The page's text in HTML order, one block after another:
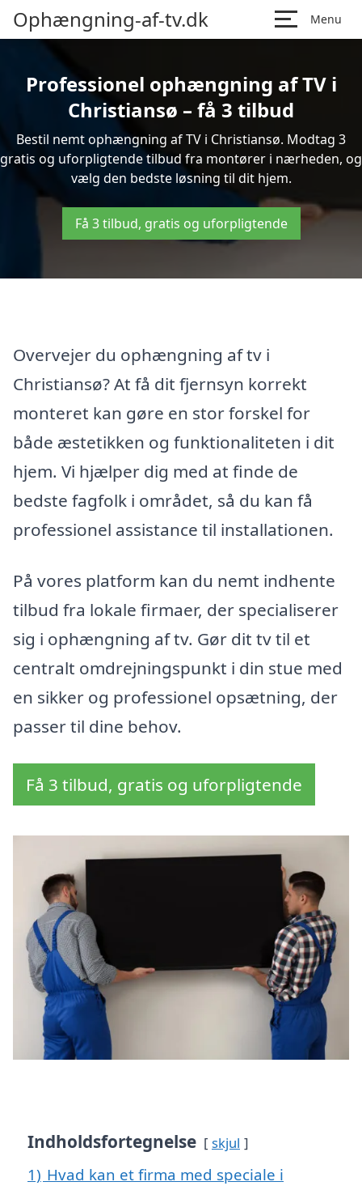
Ophængning-af-tv.dk Menu
Professionel ophængning af TV i
Christiansø – få 3 tilbud
Bestil nemt ophængning af TV i Christiansø. Modtag 3
gratis og uforpligtende tilbud fra montører i nærheden, og
vælg den bedste løsning til dit hjem.
Få 3 tilbud, gratis og uforpligtende
Overvejer du ophængning af tv i
Christiansø? At få dit fjernsyn korrekt
monteret kan gøre en stor forskel for
både æstetikken og funktionaliteten i dit
hjem. Vi hjælper dig med at finde de
bedste fagfolk i området, så du kan få
professionel assistance til installationen.
På vores platform kan du nemt indhente
tilbud fra lokale firmaer, der specialiserer
sig i ophængning af tv. Gør dit tv til et
centralt omdrejningspunkt i din stue med
en sikker og professionel opsætning, der
passer til dine behov.
Få 3 tilbud, gratis og uforpligtende
Indholdsfortegnelse skjul
1) Hvad kan et firma med speciale i